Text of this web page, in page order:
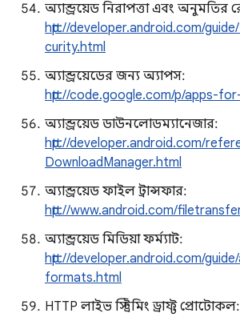
অ্যান্ড্রয়েড নিরাপত্তা এবং অনুমতির
http://developer.android.com/
curity.html
অ্যান্ড্রয়েডের জন্য অ্যাপস:
http://code.google.com/p/apps-
অ্যান্ড্রয়েড ডাউনলোডম্যানেজার:
http://developer.android.com/
DownloadManager.html
অ্যান্ড্রয়েড ফাইল ট্রান্সফার:
http://www.android.com/
অ্যান্ড্রয়েড মিডিয়া ফর্ম্যাট:
http://developer.android.com/
formats.html
HTTP লাইভ স্ট্রিমিং ড্রাফ্ট প্রোটোকল: